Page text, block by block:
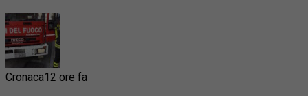
Cronaca12 ore fa